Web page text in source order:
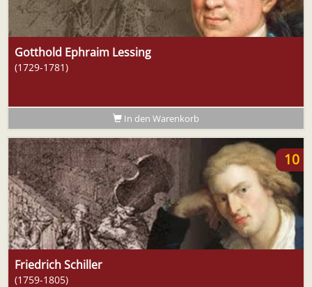
Gotthold Ephraim Lessing
(1729-1781)
In den Warenkorb
10
Friedrich Schiller
(1759-1805)